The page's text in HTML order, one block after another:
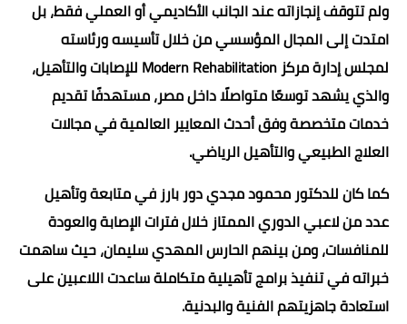
ولم تتوقف إنجازاته عند الجانب الأكاديمي أو العملي فقط، بل
امتدت إلى المجال المؤسسي من خلال تأسيسه ورئاسته
لمجلس إدارة مركز Modern Rehabilitation للإصابات والتأهيل،
والذي يشهد توسعًا متواصلًا داخل مصر، مستهدفًا تقديم
خدمات متخصصة وفق أحدث المعايير العالمية في مجالات
العلاج الطبيعي والتأهيل الرياضي.
كما كان للدكتور محمود مجدي دور بارز في متابعة وتأهيل
عدد من لاعبي الدوري الممتاز خلال فترات الإصابة والعودة
للمنافسات، ومن بينهم الحارس المهدي سليمان، حيث ساهمت
خبراته في تنفيذ برامج تأهيلية متكاملة ساعدت اللاعبين على
استعادة جاهزيتهم الفنية والبدنية.